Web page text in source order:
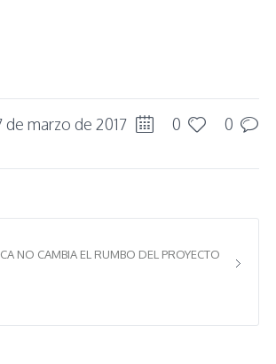
de marzo de 2017 0 0
NO CAMBIA EL RUMBO DEL PROYECTO